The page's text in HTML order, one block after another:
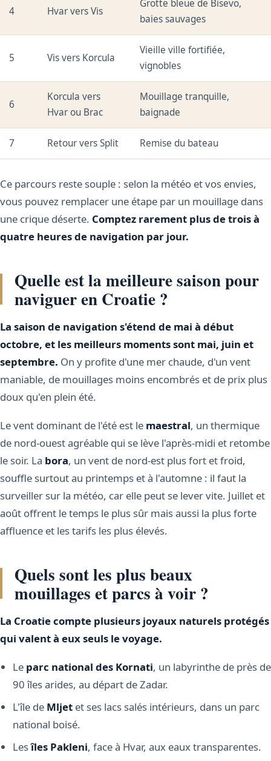
4 Hvar vers Vis
Grotte bleue de Bisevo,
baies sauvages
5 Vis vers Korcula
Vieille ville fortifiée,
vignobles
6
Korcula vers
Hvar ou Brac
Mouillage tranquille,
baignade
7 Retour vers Split Remise du bateau
Ce parcours reste souple : selon la météo et vos envies,
vous pouvez remplacer une étape par un mouillage dans
une crique déserte. Comptez rarement plus de trois à
quatre heures de navigation par jour.
Quelle est la meilleure saison pour
naviguer en Croatie ?
La saison de navigation s'étend de mai à début
octobre, et les meilleurs moments sont mai, juin et
septembre. On y profite d'une mer chaude, d'un vent
maniable, de mouillages moins encombrés et de prix plus
doux qu'en plein été.
Le vent dominant de l'été est le maestral, un thermique
de nord-ouest agréable qui se lève l'après-midi et retombe
le soir. La bora, un vent de nord-est plus fort et froid,
souffle surtout au printemps et à l'automne : il faut la
surveiller sur la météo, car elle peut se lever vite. Juillet et
août offrent le temps le plus sûr mais aussi la plus forte
affluence et les tarifs les plus élevés.
Quels sont les plus beaux
mouillages et parcs à voir ?
La Croatie compte plusieurs joyaux naturels protégés
qui valent à eux seuls le voyage.
Le parc national des Kornati, un labyrinthe de près de
90 îles arides, au départ de Zadar.
L'île de Mljetet ses lacs salés intérieurs, dans un parc
national boisé.
Lesîles Pakleni, face à Hvar, aux eaux transparentes.